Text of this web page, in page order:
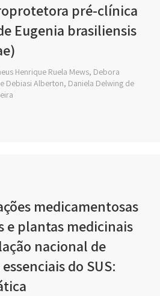
pré-clínica
Eugenia brasiliensis
Henrique Ruela Mews, Debora
Debiasi Alberton, Daniela Delwing de
medicamentosas
e plantas medicinais
nacional de
do SUS: